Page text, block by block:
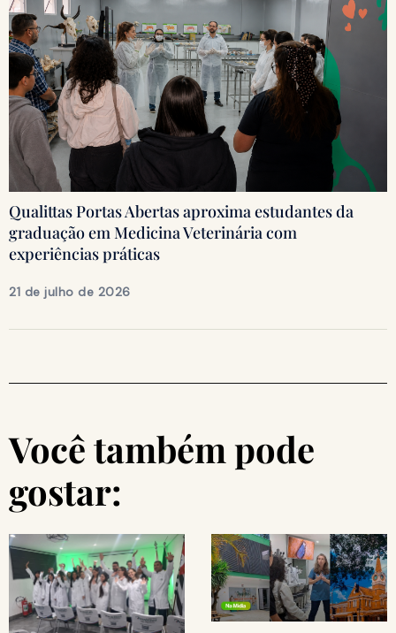
Qualittas Portas Abertas aproxima estudantes da
graduação em Medicina Veterinária com
experiências práticas
21 de julho de 2026
Você também pode
gostar: